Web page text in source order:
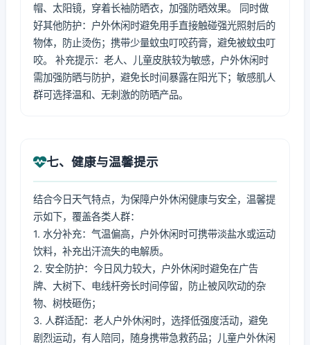
帽、太阳镜，穿着长袖防晒衣，加强防晒效果。 同时做
好其他防护：户外休闲时避免用手直接触碰强光照射后的
物体，防止烫伤；携带少量蚊虫叮咬药膏，避免被蚊虫叮
咬。 补充提示：老人、儿童皮肤较为敏感，户外休闲时
需加强防晒与防护，避免长时间暴露在阳光下；敏感肌人
群可选择温和、无刺激的防晒产品。
七、健康与温馨提示
结合今日天气特点，为保障户外休闲健康与安全，温馨提
示如下，覆盖各类人群：
1. 水分补充：气温偏高，户外休闲时可携带淡盐水或运动
饮料，补充出汗流失的电解质。
2. 安全防护：今日风力较大，户外休闲时避免在广告
牌、大树下、电线杆旁长时间停留，防止被风吹动的杂
物、树枝砸伤；
3. 人群适配：老人户外休闲时，选择低强度活动，避免
剧烈运动，有人陪同，随身携带急救药品；儿童户外休闲